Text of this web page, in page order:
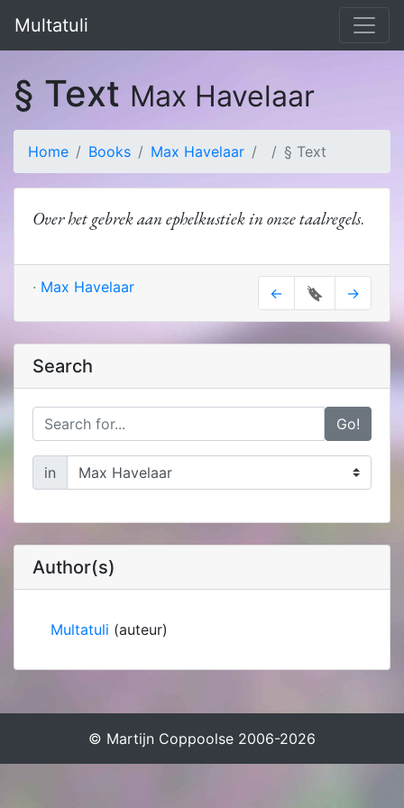
Multatuli
§ Text Max Havelaar
Home Books Max Havelaar § Text
Over het gebrek aan ephelkustiek in onze taalregels.
· Max Havelaar ← 🔖 →
Search
Go!
in
Author(s)
Multatuli (auteur)
© Martijn Coppoolse 2006-2026